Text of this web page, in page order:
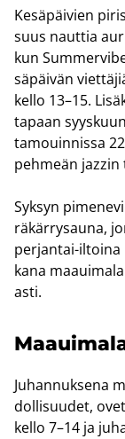
Ke­sä­päi­vien
suus naut­tia
kun
sä­päi­vän
kello 13–15.
ta­paan
ta­mo­uin­nis­sa
peh­meän jazzin
Syk­syn
rä­kär­ry­sau­na,
perjantai-​iltoina
ka­na
asti.
Ju­han­nuk­se­na
dol­li­suu­det,
kello 7–14 ja